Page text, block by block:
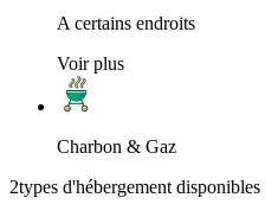
A certains endroits
Voir plus
Charbon & Gaz
2types d'hébergement disponibles